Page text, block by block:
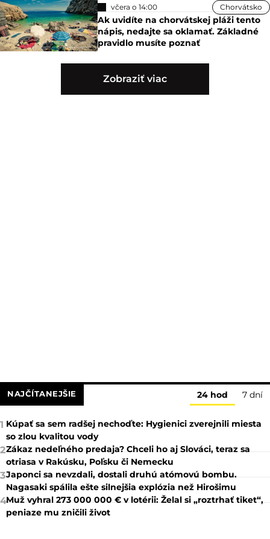
včera o 14:00 Chorvátsko
Ak uvidíte na chorvátskej pláži tento
nápis, nedajte sa oklamať. Základné
pravidlo musíte poznať
Zobraziť viac
NAJČÍTANEJŠIE 24 hod 7 dní
1 Kúpať sa sem radšej nechoďte: Hygienici zverejnili miesta
so zlou kvalitou vody
2Zákaz nedeľného predaja? Chceli ho aj Slováci, teraz sa
otriasa v Rakúsku, Poľsku či Nemecku
3Japonci sa nevzdali, dostali druhú atómovú bombu.
Nagasaki spálila ešte silnejšia explózia než Hirošimu
4Muž vyhral 273 000 000 € v lotérii: Želal si „roztrhať tiket“,
peniaze mu zničili život